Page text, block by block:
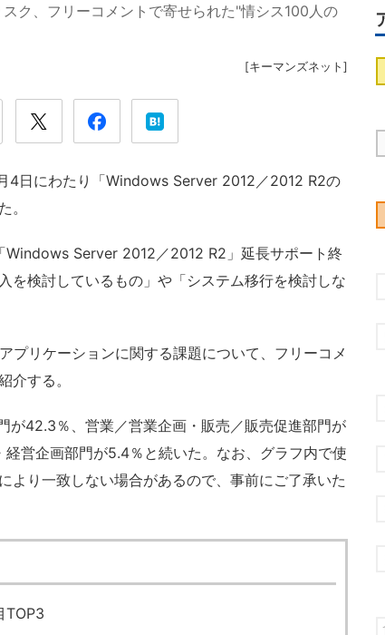
ク、フリーコメントで寄せられた"情シス100人の
[キーマンズネット ]
日にわたり「Windows Server 2012／2012 R2の
。
Server 2012／2012 R2」延長サポート終
を検討しているもの」や「システム移行を検討しな
リケーションに関する課題について、フリーコメ
介する。
42.3％、営業／営業企画・販売／販売促進部門が
営企画部門が5.4％と続いた。なお、グラフ内で使
より一致しない場合があるので、事前にご了承いた
TOP3